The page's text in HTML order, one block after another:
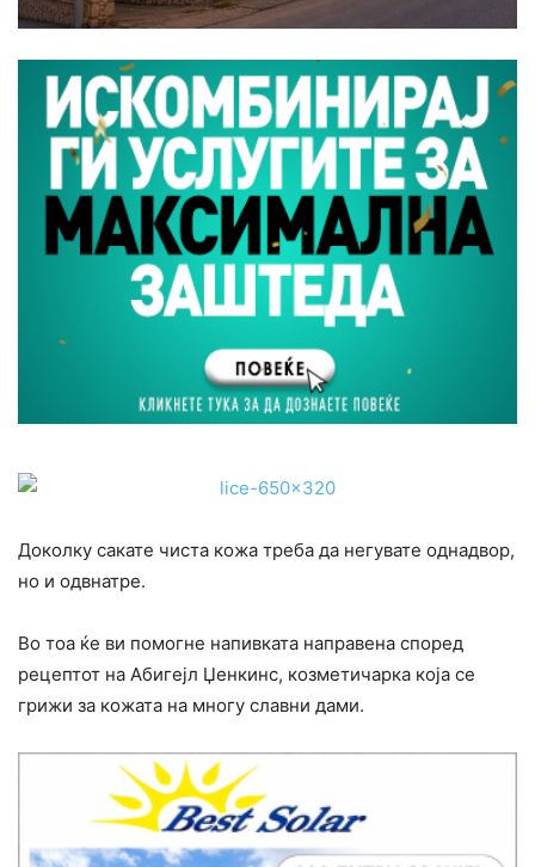
Доколку сакате чиста кожа треба да негувате однадвор,
но и одвнатре.
Во тоа ќе ви помогне напивката направена според
рецептот на Абигејл Џенкинс, козметичарка која се
грижи за кожата на многу славни дами.